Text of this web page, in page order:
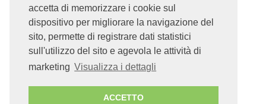
accetta di memorizzare i cookie sul
dispositivo per migliorare la navigazione del
sito, permette di registrare dati statistici
sull'utilizzo del sito e agevola le attività di
marketing Visualizza i dettagli
ACCETTO